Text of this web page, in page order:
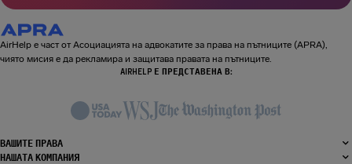
AirHelp е част от Асоциацията на адвокатите за права на пътниците (APRA),
чиято мисия е да рекламира и защитава правата на пътниците.
AIRHELP Е ПРЕДСТАВЕНА В:
ВАШИТЕ ПРАВА
НАШАТА КОМПАНИЯ